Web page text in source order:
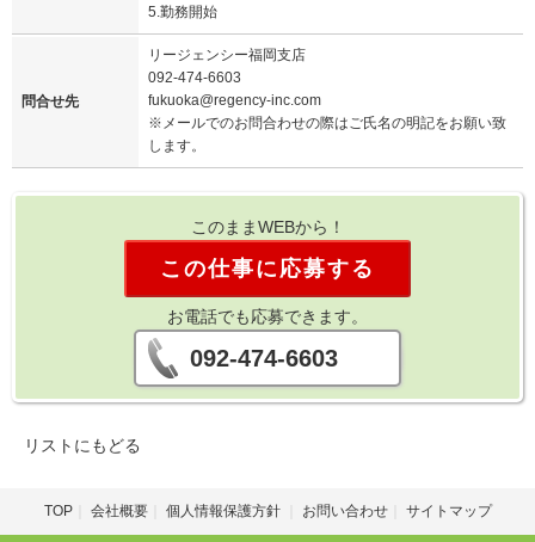
5.勤務開始
問合せ先
リージェンシー福岡支店
092-474-6603
fukuoka@regency-inc.com
※メールでのお問合わせの際はご氏名の明記をお願い致
します。
このままWEBから！
この仕事に応募する
お電話でも応募できます。
092-474-6603
リストにもどる
TOP 会社概要 個人情報保護方針 お問い合わせ サイトマップ